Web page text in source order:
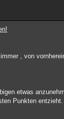
, von
etwas
Punkten entzieht.